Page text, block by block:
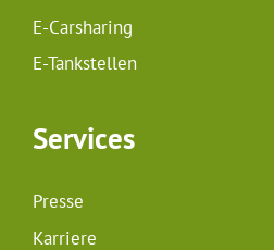
E-Carsharing
E-Tankstellen
Services
Presse
Karriere